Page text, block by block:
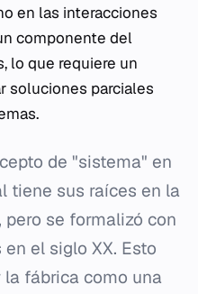
en las interacciones
componente del
lo que requiere un
soluciones parciales
de "sistema" en
tiene sus raíces en la
se formalizó con
el siglo XX. Esto
fábrica como una